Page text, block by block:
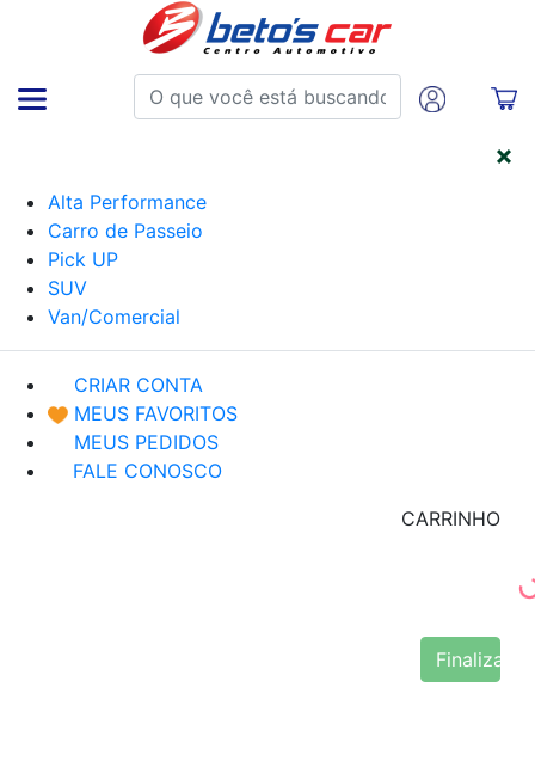
Alta Performance
Carro de Passeio
Pick UP
SUV
Van/Comercial
CRIAR CONTA
MEUS FAVORITOS
MEUS PEDIDOS
FALE CONOSCO
CARRINHO
Finalizar